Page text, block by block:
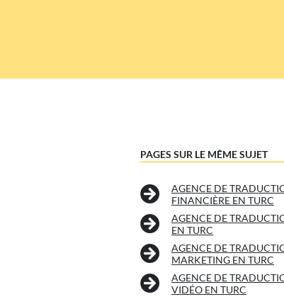
PAGES SUR LE MÊME SUJET
AGENCE DE
FINANCIÈRE EN TURC
AGENCE DE
EN TURC
AGENCE DE
MARKETING EN TURC
AGENCE DE
VIDÉO EN TURC